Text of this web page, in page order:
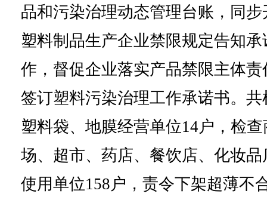
品和污染治理动态管理台账，同步
塑料制品生产企业禁限规定告知承
作，督促企业落实产品禁限主体责
签订塑料污染治理工作承诺书。共
塑料袋、地膜经营单位14户，检查
场、超市、药店、餐饮店、化妆品
使用单位158户，责令下架超薄不